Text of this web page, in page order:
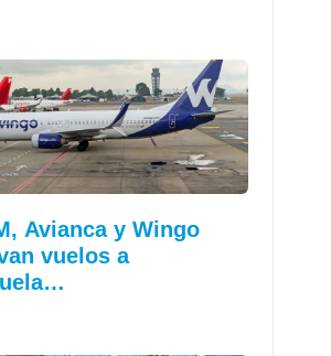
Avianca y Wingo
vuelos a